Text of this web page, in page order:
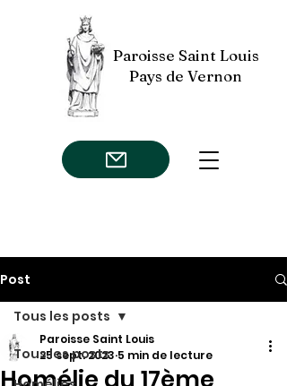
Paroisse Saint Louis
Pays de Vernon
Post
Tous les posts
Tous les posts
Paroisse Saint Louis
25 sept. 2023 5 min de lecture